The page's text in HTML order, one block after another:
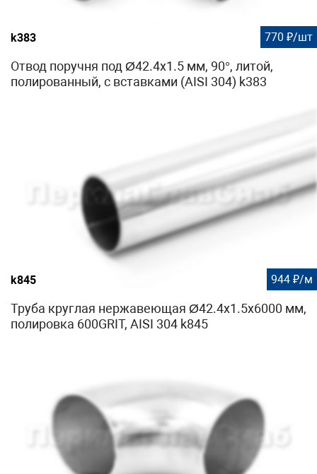
k383 770 ₽/шт
Отвод поручня под Ø42.4х1.5 мм, 90°, литой,
полированный, с вставками (AISI 304) k383
k845 944 ₽/м
Труба круглая нержавеющая Ø42.4х1.5x6000 мм,
полировка 600GRIT, AISI 304 k845